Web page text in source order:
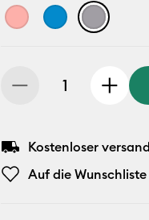
Kostenloser
Auf die Wunschliste